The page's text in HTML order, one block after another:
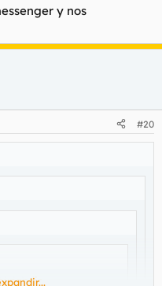
tengo, quieres
y nos
#20
jajajaja